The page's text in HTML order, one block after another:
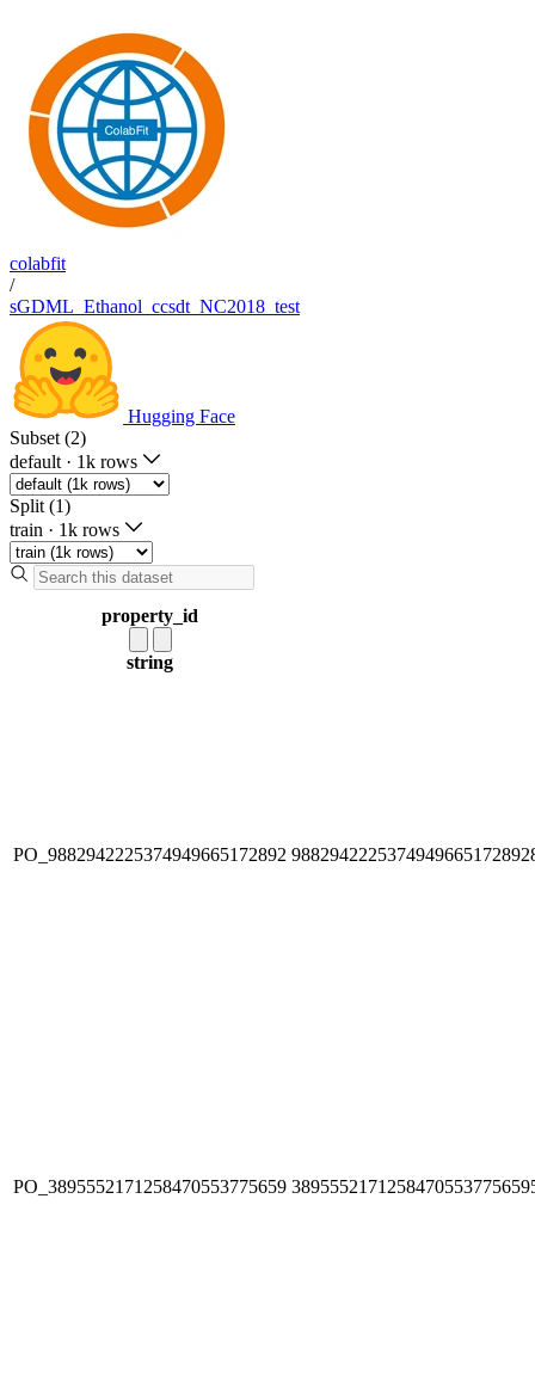
colabfit
/
sGDML_Ethanol_ccsdt_NC2018_test
Hugging Face
Subset (2)
default · 1k rows
Split (1)
train · 1k rows
property_id
string
PO_9882942225374949665172892
PO_3895552171258470553775659